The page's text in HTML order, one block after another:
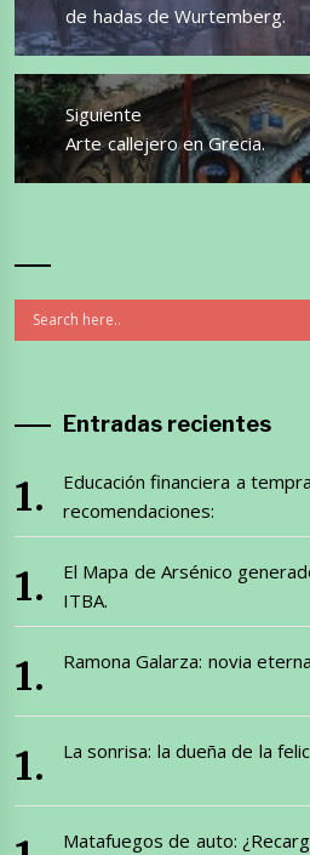
anterior:
de hadas de Wurtemberg.
Siguiente
Entrada
siguiente:
Arte callejero en Grecia.
Entradas recientes
Educación financiera a
recomendaciones:
El Mapa de Arsénico
ITBA.
Ramona Galarza: novia
La sonrisa: la dueña de la
Matafuegos de auto: